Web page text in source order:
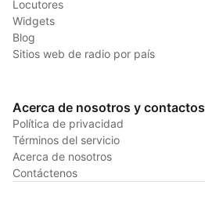
Locutores
Widgets
Blog
Sitios web de radio por país
Acerca de nosotros y contactos
Política de privacidad
Términos del servicio
Acerca de nosotros
Contáctenos